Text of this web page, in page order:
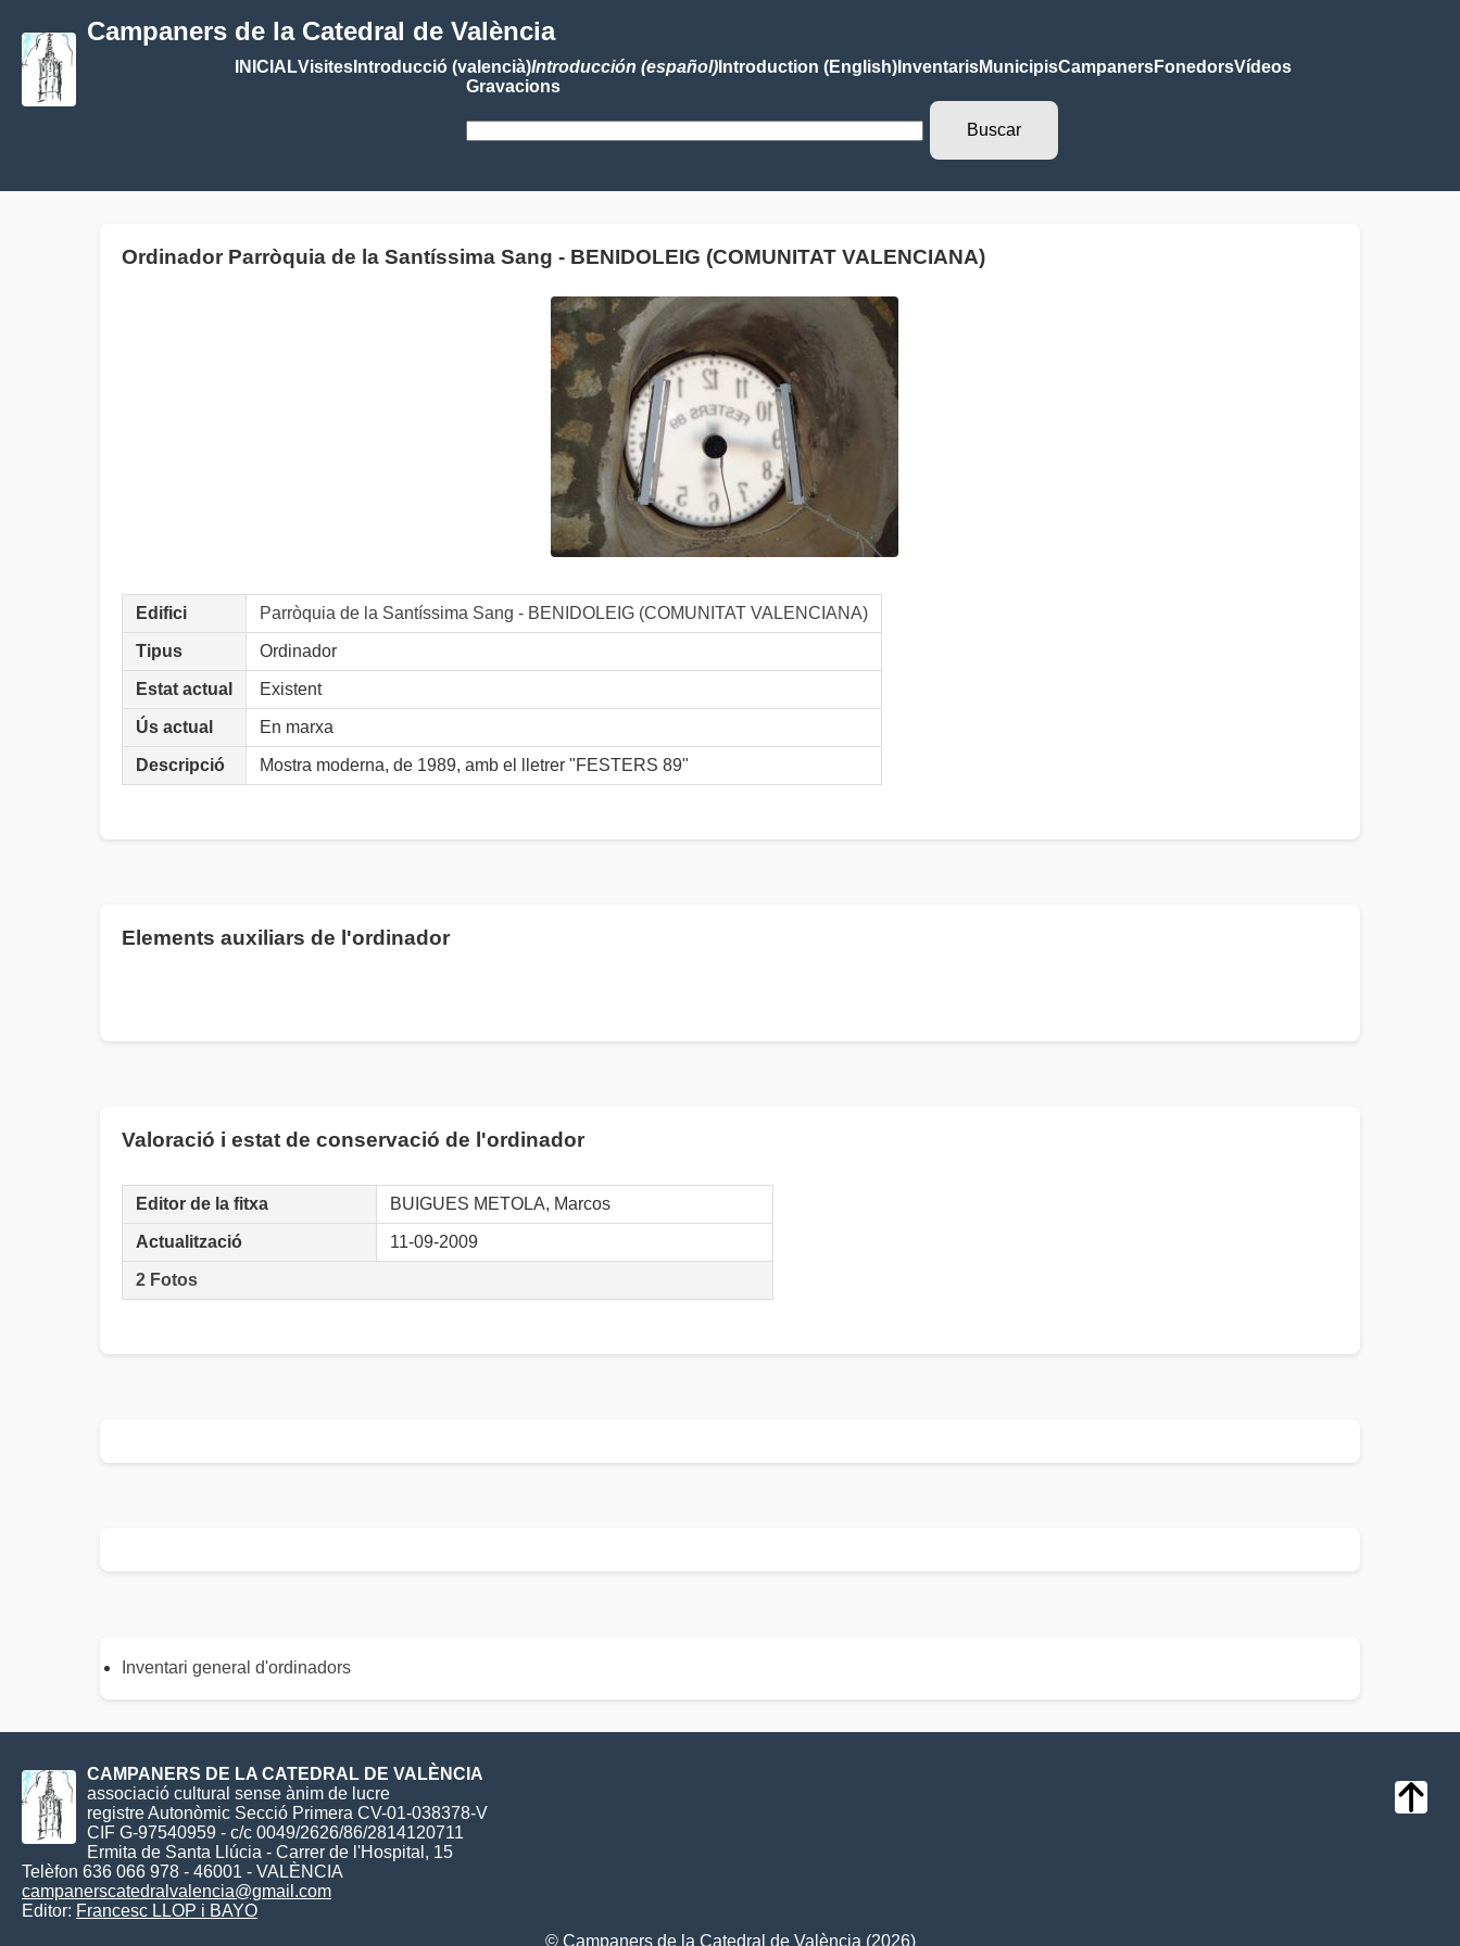
Campaners de la Catedral de València
INICIALVisitesIntroducció (valencià)Introducción (español)Introduction (English)InventarisMunicipisCampanersFonedorsVídeos
Gravacions
Ordinador Parròquia de la Santíssima Sang - BENIDOLEIG (COMUNITAT VALENCIANA)
Edifici Parròquia de la Santíssima Sang - BENIDOLEIG (COMUNITAT VALENCIANA)
Tipus Ordinador
Estat actual Existent
Ús actual En marxa
Descripció Mostra moderna, de 1989, amb el lletrer "FESTERS 89"
Elements auxiliars de l'ordinador
Valoració i estat de conservació de l'ordinador
Editor de la fitxa BUIGUES METOLA, Marcos
Actualització 11-09-2009
2 Fotos
Inventari general d'ordinadors
CAMPANERS DE LA CATEDRAL DE VALÈNCIA
associació cultural sense ànim de lucre
registre Autonòmic Secció Primera CV-01-038378-V
CIF G-97540959 - c/c 0049/2626/86/2814120711
Ermita de Santa Llúcia - Carrer de l'Hospital, 15
Telèfon 636 066 978 - 46001 - VALÈNCIA
campanerscatedralvalencia@gmail.com
Editor: Francesc LLOP i BAYO
© Campaners de la Catedral de València (2026)